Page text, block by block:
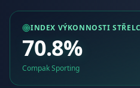
INDEX VÝKONNOSTI
70.8%
Compak Sporting